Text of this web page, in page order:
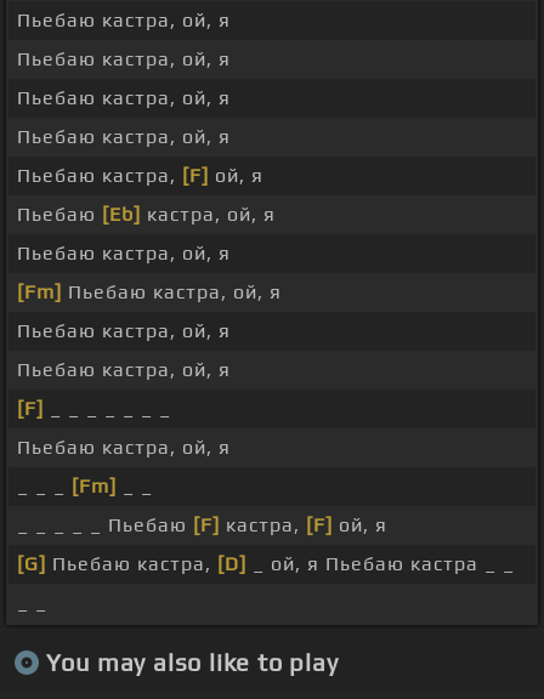
Пьебаю кастра, ой, я
Пьебаю кастра, ой, я
Пьебаю кастра, ой, я
Пьебаю кастра, ой, я
Пьебаю кастра, [F] ой, я
Пьебаю [Eb] кастра, ой, я
Пьебаю кастра, ой, я
[Fm] Пьебаю кастра, ой, я
Пьебаю кастра, ой, я
Пьебаю кастра, ой, я
[F]
Пьебаю кастра, ой, я
[Fm]
_ _ _ _ _ Пьебаю [F] кастра, [F] ой, я
[G] Пьебаю кастра, [D]
_ ой, я Пьебаю кастра _ _
You may also like to play